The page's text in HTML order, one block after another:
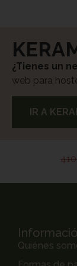
¿Tienes un
web para
IR A
Quiénes